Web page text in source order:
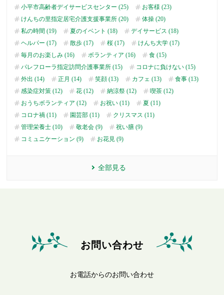
小平市高齢者デイサービスセンター (25)
お客様 (23)
けんちの里指定居宅介護支援事業所 (20)
体操 (20)
私の時間 (19)
夏のイベント (18)
デイサービス (18)
ヘルパー (17)
散歩 (17) 桜 (17)
けんち大学 (17)
毎月のお楽しみ (16)
ボランティア (16)
食 (15)
パレフローラ指定訪問介護事業所 (15)
コロナに負けない (15)
外出 (14)
正月 (14) 笑顔 (13) カフェ (13)
食事 (13)
感染症対策 (12)
花 (12) 納涼祭 (12)
喫茶 (12)
おうちボランティア (12)
お祝い (11)
夏 (11)
コロナ禍 (11)
園芸部 (11)
クリスマス (11)
管理栄養士 (10)
敬老会 (9)
祝い膳 (9)
コミュニケーション (9)
お花見 (9)
全部見る
お問い合わせ
お電話からのお問い合わせ